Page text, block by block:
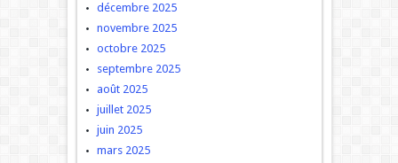
décembre 2025
novembre 2025
octobre 2025
septembre 2025
août 2025
juillet 2025
juin 2025
mars 2025